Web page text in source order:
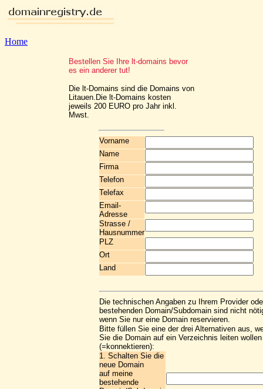
Home
Bestellen Sie Ihre lt-domains bevor
es ein anderer tut!
Die lt-Domains sind die Domains von
Litauen.Die lt-Domains kosten
jeweils 200 EURO pro Jahr inkl.
Mwst.
Vorname
Name
Firma
Telefon
Telefax
Email-
Adresse
Strasse /
Hausnummer
PLZ
Ort
Land
Die technischen Angaben zu Ihrem Provider
bestehenden Domain/Subdomain sind nicht
wenn Sie nur eine Domain reservieren.
Bitte füllen Sie eine der drei Alternativen aus,
Sie die Domain auf ein Verzeichnis leiten wollen
(=konnektieren):
1. Schalten Sie die
neue Domain
auf meine
bestehende